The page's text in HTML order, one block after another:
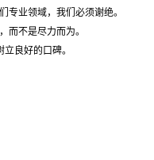
业领域，我们必须谢绝。
而不是尽力而为。
良好的口碑。